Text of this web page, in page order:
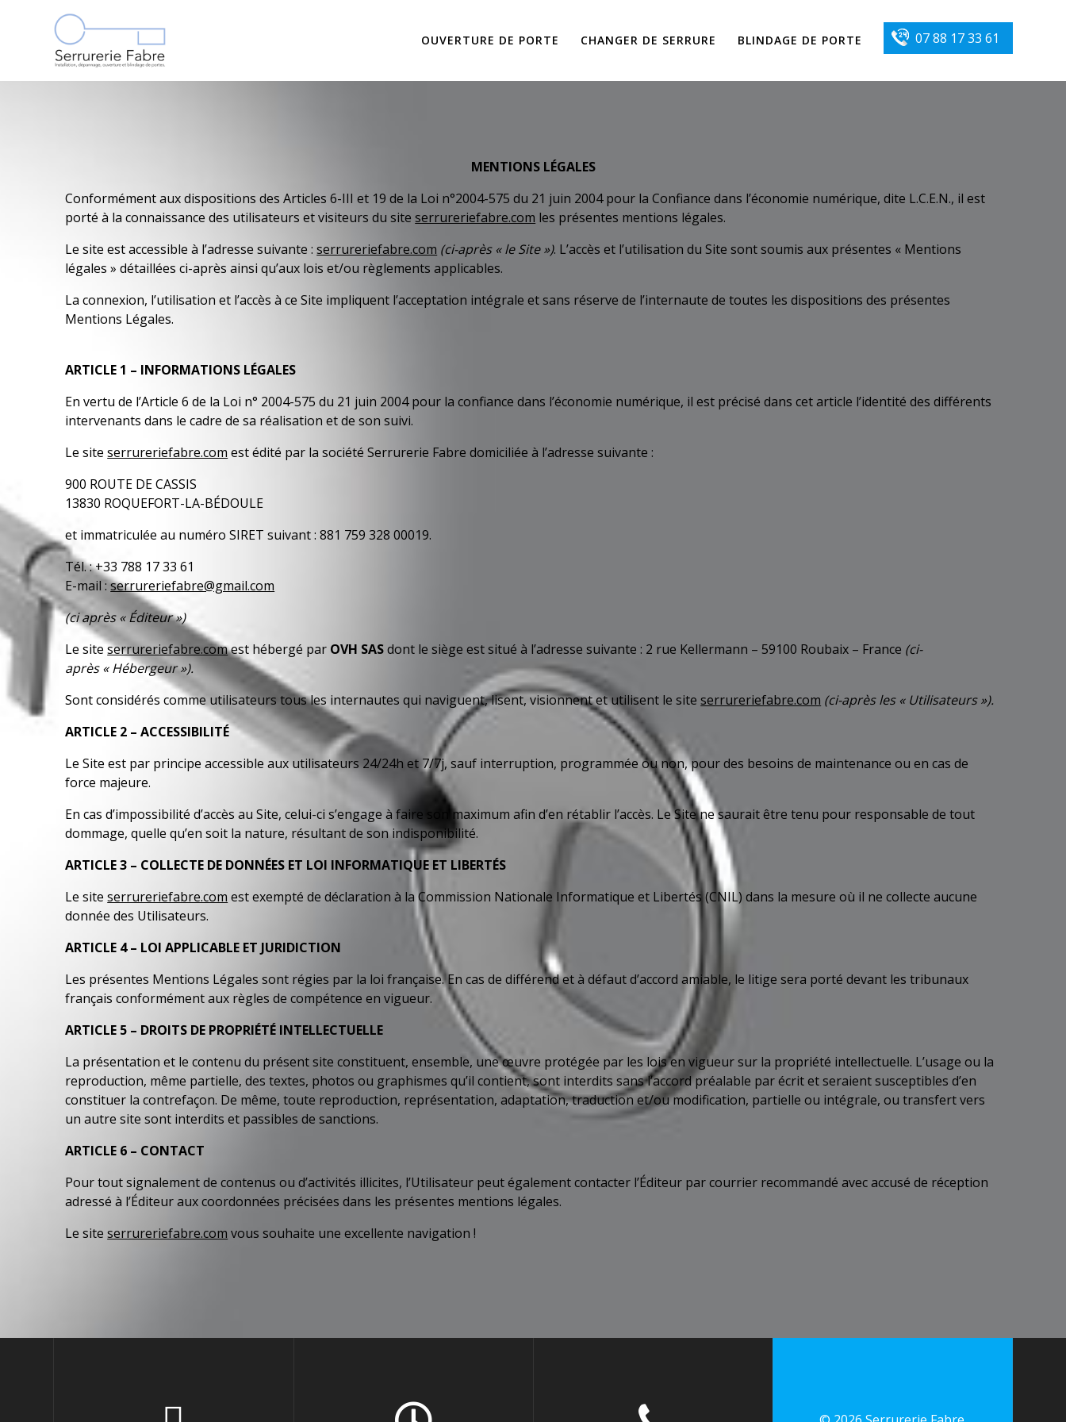
OUVERTURE DE PORTE CHANGER DE SERRURE BLINDAGE DE PORTE 07 88 17 33 61
MENTIONS LÉGALES
Conformément aux dispositions des Articles 6-III et 19 de la Loi n°2004-575 du 21 juin 2004 pour la Confiance dans l’économie numérique, dite L.C.E.N., il est
porté à la connaissance des utilisateurs et visiteurs du siteserrureriefabre.com les présentes mentions légales.
Le site est accessible à l’adresse suivante :serrureriefabre.com (ci-après « le Site »). L’accès et l’utilisation du Site sont soumis aux présentes « Mentions
légales » détaillées ci-après ainsi qu’aux lois et/ou règlements applicables.
La connexion, l’utilisation et l’accès à ce Site impliquent l’acceptation intégrale et sans réserve de l’internaute de toutes les dispositions des présentes
Mentions Légales.
ARTICLE 1 – INFORMATIONS LÉGALES
En vertu de l’Article 6 de la Loi n° 2004-575 du 21 juin 2004 pour la confiance dans l’économie numérique, il est précisé dans cet article l’identité des différents
intervenants dans le cadre de sa réalisation et de son suivi.
Le siteserrureriefabre.com est édité par la société Serrurerie Fabre domiciliée à l’adresse suivante :
900 ROUTE DE CASSIS
13830 ROQUEFORT-LA-BÉDOULE
et immatriculée au numéro SIRET suivant : 881 759 328 00019.
Tél. : +33 788 17 33 61
E-mail :serrureriefabre@gmail.com
(ci après « Éditeur »)
Le siteserrureriefabre.comest hébergé par OVH SASdont le siège est situé à l’adresse suivante : 2 rue Kellermann – 59100 Roubaix – France (ci-
après « Hébergeur »).
Sont considérés comme utilisateurs tous les internautes qui naviguent, lisent, visionnent et utilisent le siteserrureriefabre.com (ci-après les « Utilisateurs »).
ARTICLE 2 – ACCESSIBILITÉ
Le Site est par principe accessible aux utilisateurs 24/24h et 7/7j, sauf interruption, programmée ou non, pour des besoins de maintenance ou en cas de
force majeure.
En cas d’impossibilité d’accès au Site, celui-ci s’engage à faire son maximum afin d’en rétablir l’accès. Le Site ne saurait être tenu pour responsable de tout
dommage, quelle qu’en soit la nature, résultant de son indisponibilité.
ARTICLE 3 – COLLECTE DE DONNÉES ET LOI INFORMATIQUE ET LIBERTÉS
Le siteserrureriefabre.com est exempté de déclaration à la Commission Nationale Informatique et Libertés (CNIL) dans la mesure où il ne collecte aucune
donnée des Utilisateurs.
ARTICLE 4 – LOI APPLICABLE ET JURIDICTION
Les présentes Mentions Légales sont régies par la loi française. En cas de différend et à défaut d’accord amiable, le litige sera porté devant les tribunaux
français conformément aux règles de compétence en vigueur.
ARTICLE 5 – DROITS DE PROPRIÉTÉ INTELLECTUELLE
La présentation et le contenu du présent site constituent, ensemble, une œuvre protégée par les lois en vigueur sur la propriété intellectuelle. L’usage ou la
reproduction, même partielle, des textes, photos ou graphismes qu’il contient, sont interdits sans l’accord préalable par écrit et seraient susceptibles d’en
constituer la contrefaçon. De même, toute reproduction, représentation, adaptation, traduction et/ou modification, partielle ou intégrale, ou transfert vers
un autre site sont interdits et passibles de sanctions.
ARTICLE 6 – CONTACT
Pour tout signalement de contenus ou d’activités illicites, l’Utilisateur peut également contacter l’Éditeur par courrier recommandé avec accusé de réception
adressé à l’Éditeur aux coordonnées précisées dans les présentes mentions légales.
Le siteserrureriefabre.com vous souhaite une excellente navigation !